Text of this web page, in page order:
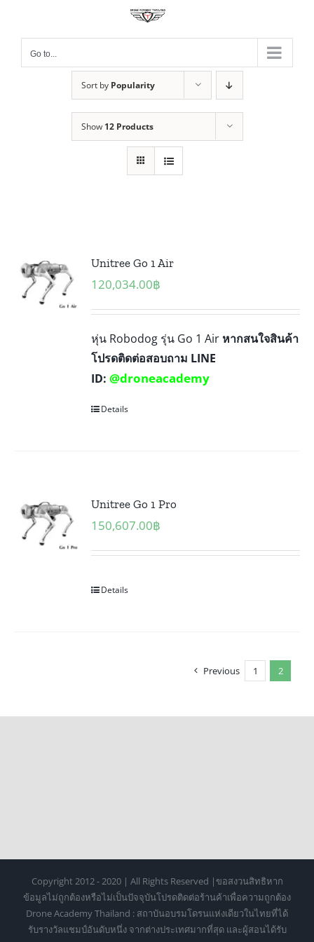
contentGo to...
Sort by Popularity
Show 12 Products
Unitree Go 1 Air
120,034.00฿
หุ่น Robodog รุ่น Go 1 Air หากสนใจสินค้า
โปรดติดต่อสอบถาม LINE
ID:@droneacademy
Details
Unitree Go 1 Pro
150,607.00฿
Details
Previous 1 2
Copyright 2012 - 2020 | All Rights Reserved |ขอสงวนสิทธิหาก
ข้อมูลไม่ถูกต้องหรือไม่เป็นปัจจุบันโปรดติดต่อร้านค้าเพื่อความถูกต้อง
Drone Academy Thailand : สถาบันอบรมโดรนแห่งเดียวในไทยที่ได้
รับรางวัลแชมป์อันดับหนึ่ง จากต่างประเทศมากที่สุด และผู้สอนได้รับ